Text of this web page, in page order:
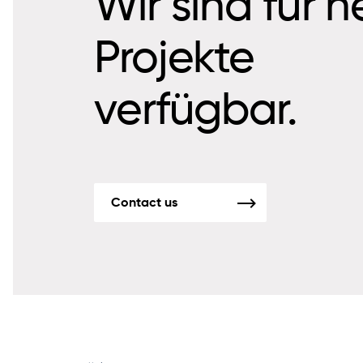
Projekte
verfügbar.
Contact us